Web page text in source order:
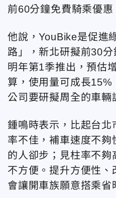
前60分鐘免費騎乘優惠
他說，YouBike是促進
路」，新北研擬前30
明年第1季推出，預估
算，使用量可成長
公司要研擬周全的車輛
鍾鳴時表示，比起台北
率不佳，補車速度不
的人卻步；見柱率不
不方便。提升方便性
會讓開車族願意搭乘省